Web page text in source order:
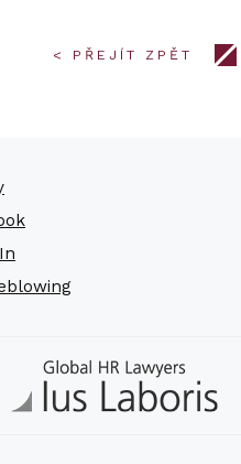
< PŘEJÍT ZPĚT